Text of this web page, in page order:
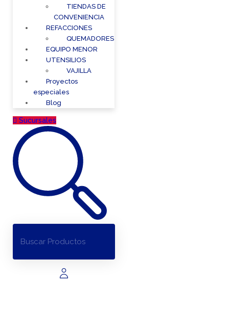
TIENDAS DE
CONVENIENCIA
REFACCIONES
QUEMADORES
EQUIPO MENOR
UTENSILIOS
VAJILLA
Proyectos
especiales
Blog
Sucursales